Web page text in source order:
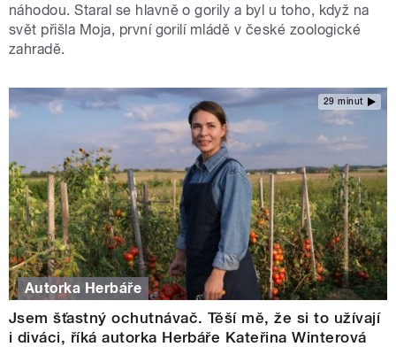
náhodou. Staral se hlavně o gorily a byl u toho, když na
svět přišla Moja, první gorilí mládě v české zoologické
zahradě.
29 minut
Autorka Herbáře
Jsem šťastný ochutnávač. Těší mě, že si to užívají
i diváci, říká autorka Herbáře Kateřina Winterová